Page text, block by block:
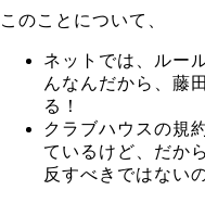
このことについて、
ネットでは、ルー
んなんだから、藤
る！
クラブハウスの規
ているけど、だか
反すべきではない